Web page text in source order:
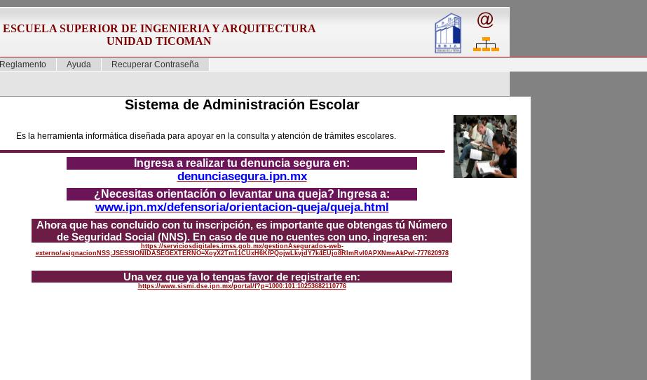
ESCUELA SUPERIOR DE INGENIERIA Y ARQUITECTURA
UNIDAD TICOMAN
Reglamento Ayuda Recuperar Contraseña
Sistema de Administración Escolar
Es la herramienta informática diseñada para apoyar en la consulta y atención de trámites escolares.
Ingresa a realizar tu denuncia segura en:
denunciasegura.ipn.mx
¿Necesitas orientación o levantar una queja? Ingresa a:
www.ipn.mx/defensoria/orientacion-queja/queja.html
Ahora que has concluido con tu inscripción, es importante que obtengas tú Número
de Seguridad Social (NNS). En caso de que no cuentes con uno, ingresa en:
https://serviciosdigitales.imss.gob.mx/gestionAsegurados-web-
externo/asignacionNSS;JSESSIONIDASEGEXTERNO=XoyX2Tm11CUxH6KfPQojwLkvjdY7k4EUjo8RlmRvl0APXNmeAkPw!-777620978
Una vez que ya lo tengas favor de registrarte en:
https://www.sismi.dse.ipn.mx/portal/f?p=1000:101:10253682110776